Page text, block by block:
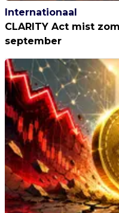
Internationaal
CLARITY Act mist
september